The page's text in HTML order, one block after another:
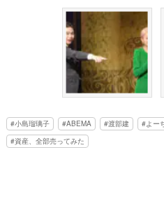
小島瑠璃子 ABEMA 渡部建 よー
資産、全部売ってみた